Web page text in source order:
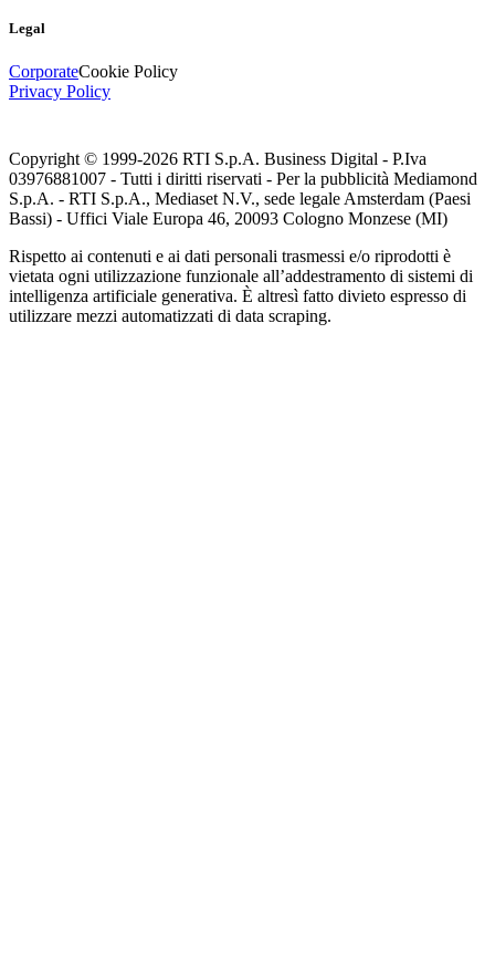
Legal
CorporateCookie Policy
Privacy Policy
Copyright © 1999-2026 RTI S.p.A. Business Digital - P.Iva
03976881007 - Tutti i diritti riservati - Per la pubblicità Mediamond
S.p.A. - RTI S.p.A., Mediaset N.V., sede legale Amsterdam (Paesi
Bassi) - Uffici Viale Europa 46, 20093 Cologno Monzese (MI)
Rispetto ai contenuti e ai dati personali trasmessi e/o riprodotti è
vietata ogni utilizzazione funzionale all’addestramento di sistemi di
intelligenza artificiale generativa. È altresì fatto divieto espresso di
utilizzare mezzi automatizzati di data scraping.